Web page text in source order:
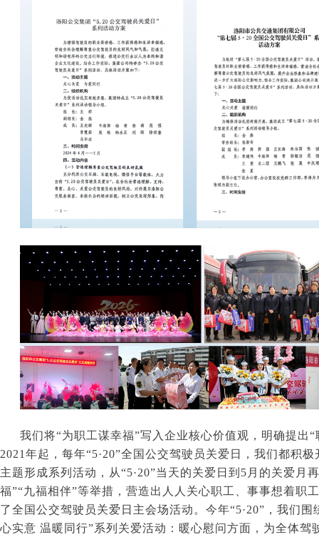
我们将“为职工谋幸福”写入企业核心价值观，明确提出
2021 年起，每年“5·20”全国公交驾驶员关爱日，我们都积
主题形成系列活动，从“5·20”当天的关爱日到 5 月的关爱月
福”“九福相伴”等举措，营造出人人关心职工、事事想着职
了全国公交驾驶员关爱日主会场活动。今年“5·20”，我们围
心实意 温暖同行”系列关爱活动：暖心慰问方面，为全体驾